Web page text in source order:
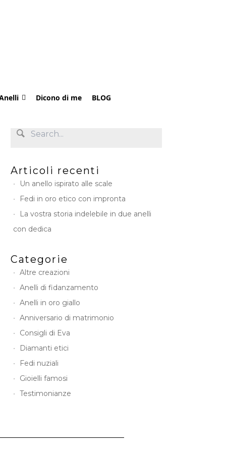
Dicono di me BLOG
Articoli recenti
Un anello ispirato alle scale
Fedi in oro etico con impronta
La vostra storia indelebile in due anelli
con dedica
Categorie
Altre creazioni
Anelli di fidanzamento
Anelli in oro giallo
Anniversario di matrimonio
Consigli di Eva
Diamanti etici
Fedi nuziali
Gioielli famosi
Testimonianze